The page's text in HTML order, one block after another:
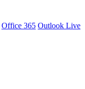
Office 365 Outlook Live